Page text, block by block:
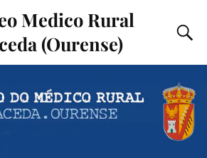
Medico Rural
(Ourense)